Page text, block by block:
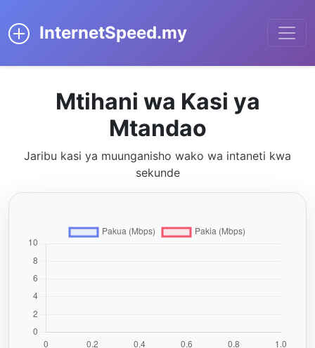
InternetSpeed.my
Mtihani wa Kasi ya
Mtandao
Jaribu kasi ya muunganisho wako wa intaneti kwa
sekunde